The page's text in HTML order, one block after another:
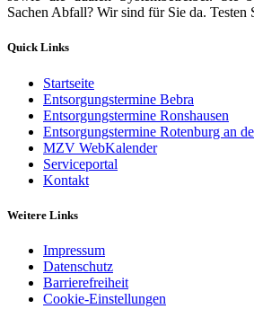
Sachen Abfall? Wir sind für Sie da. Testen
Quick Links
Startseite
Entsorgungstermine Bebra
Entsorgungstermine Ronshausen
Entsorgungstermine Rotenburg an
MZV WebKalender
Serviceportal
Kontakt
Weitere Links
Impressum
Datenschutz
Barrierefreiheit
Cookie-Einstellungen